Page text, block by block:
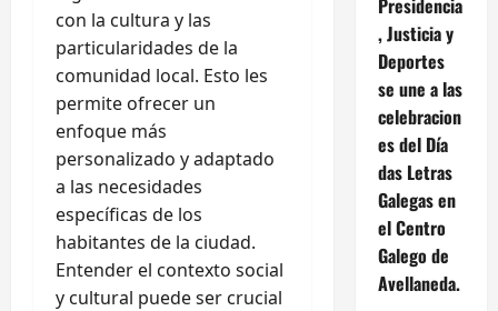
con la cultura y las
particularidades de la
comunidad local. Esto les
permite ofrecer un
enfoque más
personalizado y adaptado
a las necesidades
específicas de los
habitantes de la ciudad.
Entender el contexto social
y cultural puede ser crucial
Presidencia
, Justicia y
Deportes
se une a las
celebracion
es del Día
das Letras
Galegas en
el Centro
Galego de
Avellaneda.